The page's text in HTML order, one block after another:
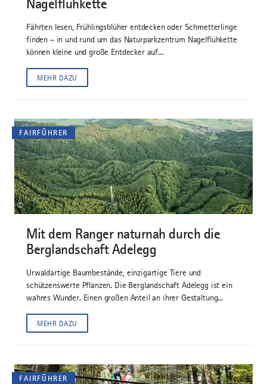
Nagelfluhkette
Fährten lesen, Frühlingsblüher entdecken oder Schmetterlinge
finden – in und rund um das Naturparkzentrum Nagelfluhkette
können kleine und große Entdecker auf...
MEHR DAZU
FAIRFÜHRER
©
Mit dem Ranger naturnah durch die
Berglandschaft Adelegg
Urwaldartige Baumbestände, einzigartige Tiere und
schützenswerte Pflanzen. Die Berglandschaft Adelegg ist ein
wahres Wunder. Einen großen Anteil an ihrer Gestaltung...
MEHR DAZU
FAIRFÜHRER